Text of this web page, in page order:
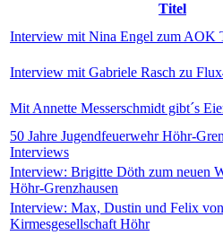
Titel
Interview mit Nina Engel zum AOK
Interview mit Gabriele Rasch zu
Mit Annette Messerschmidt gibt´s
50 Jahre Jugendfeuerwehr Höhr-
Interviews
Interview: Brigitte Döth zum neuen
Höhr-Grenzhausen
Interview: Max, Dustin und Felix
Kirmesgesellschaft Höhr